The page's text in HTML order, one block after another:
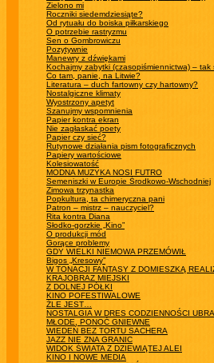
Zielono mi
Roczniki siedemdziesiąte?
Od rytuału do boiska piłkarskiego
O potrzebie rastryzmu
Sen o Gombrowiczu
Pozytywnie
Manewry z dźwiękami
Kochajmy zabytki (czasopiśmiennictwa) –
Co tam, panie, na Litwie?
Literatura – duch fartowny czy hartowny?
Nostalgiczne klimaty
Wyostrzony apetyt
Szanujmy wspomnienia
Papier kontra ekran
Nie zagłaskać poety
Papier czy sieć?
Rutynowe działania pism fotograficznych
Papiery wartościowe
Kolesiowatość
MODNA MUZYKA NOSI FUTRO
Semeniszki w Europie Środkowo-Wschodniej
Zimowa trzynastka
Popkultura, ta chimeryczna pani
Patron – mistrz – nauczyciel?
Rita kontra Diana
Słodko-gorzkie „Kino”
O produkcji mód
Gorące problemy
GDY WIELKI NIEMOWA PRZEMÓWIŁ
Bigos „Kresowy”
W TONACJI FANTASY Z DOMIESZKĄ
KRAJOBRAZ MIEJSKI
Z DOLNEJ PÓŁKI
KINO POFESTIWALOWE
ŹLE JEST…
NOSTALGIA W DRES CODZIENNOŚCI
MŁODE, PONOĆ GNIEWNE
WIEDEŃ BEZ TORTU SACHERA
JAZZ NIE ZNA GRANIC
WIDOK ŚWIATA Z DZIEWIĄTEJ ALEI
KINO I NOWE MEDIA